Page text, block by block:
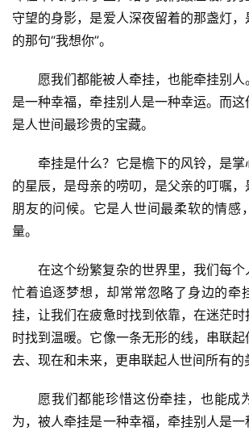
守望的身影，是爱人深夜留着的那盏灯
的那句“我想你”。
愿我们都能被人牵挂，也能牵挂别
是一种幸福，牵挂别人是一种幸运。而
是人世间最珍贵的宝藏。
牵挂是什么？它是檐下的风铃，是
的星辰，是母亲的唠叨，是父亲的叮嘱
朋友的问候。它是人世间最柔软的情感
量。
在这个纷繁复杂的世界里，我们每个
忙着追逐梦想，却常常忽略了身边的牵
挂，让我们在疲惫时找到依靠，在迷茫
时找到温暖。它像一条无形的线，串联
去、现在和未来，更串联起人世间所有的
愿我们都能珍惜这份牵挂，也能成
为，被人牵挂是一种幸福，牵挂别人是